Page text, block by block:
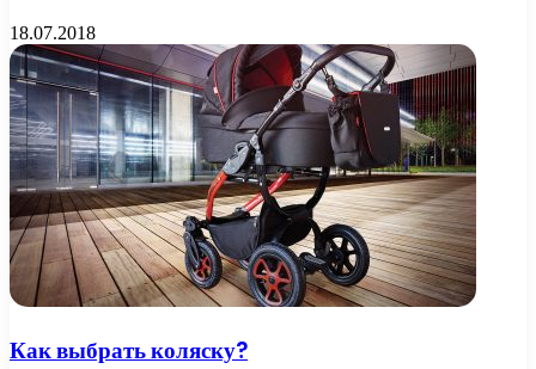
18.07.2018
Как выбрать коляску?